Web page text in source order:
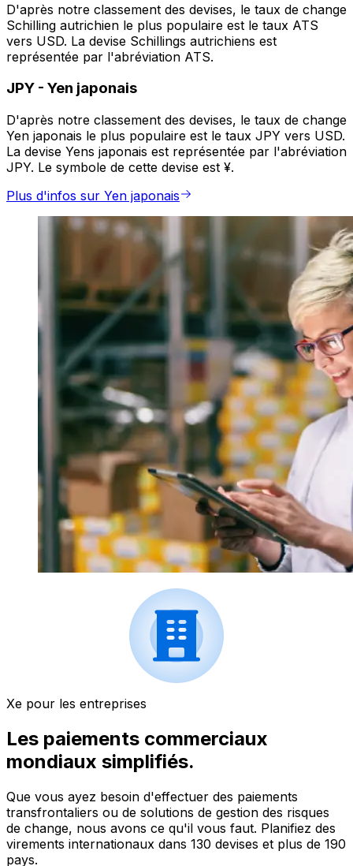
D'après notre classement des devises, le taux de change
Schilling autrichien le plus populaire est le taux ATS
vers USD. La devise Schillings autrichiens est
représentée par l'abréviation ATS.
JPY - Yen japonais
D'après notre classement des devises, le taux de change
Yen japonais le plus populaire est le taux JPY vers USD.
La devise Yens japonais est représentée par l'abréviation
JPY. Le symbole de cette devise est ¥.
Plus d'infos sur Yen japonais
Xe pour les entreprises
Les paiements commerciaux
mondiaux simplifiés.
Que vous ayez besoin d'effectuer des paiements
transfrontaliers ou de solutions de gestion des risques
de change, nous avons ce qu'il vous faut. Planifiez des
virements internationaux dans 130 devises et plus de 190
pays.